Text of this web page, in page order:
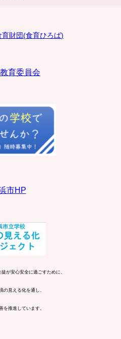
財団(食育ひろば)
育委員会
市HP
が安心安全に過ごすために、
の見える化を通し、
を推進しています。